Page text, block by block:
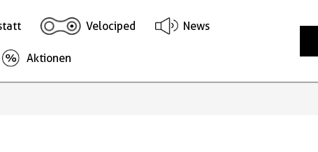
Velociped News
Aktionen